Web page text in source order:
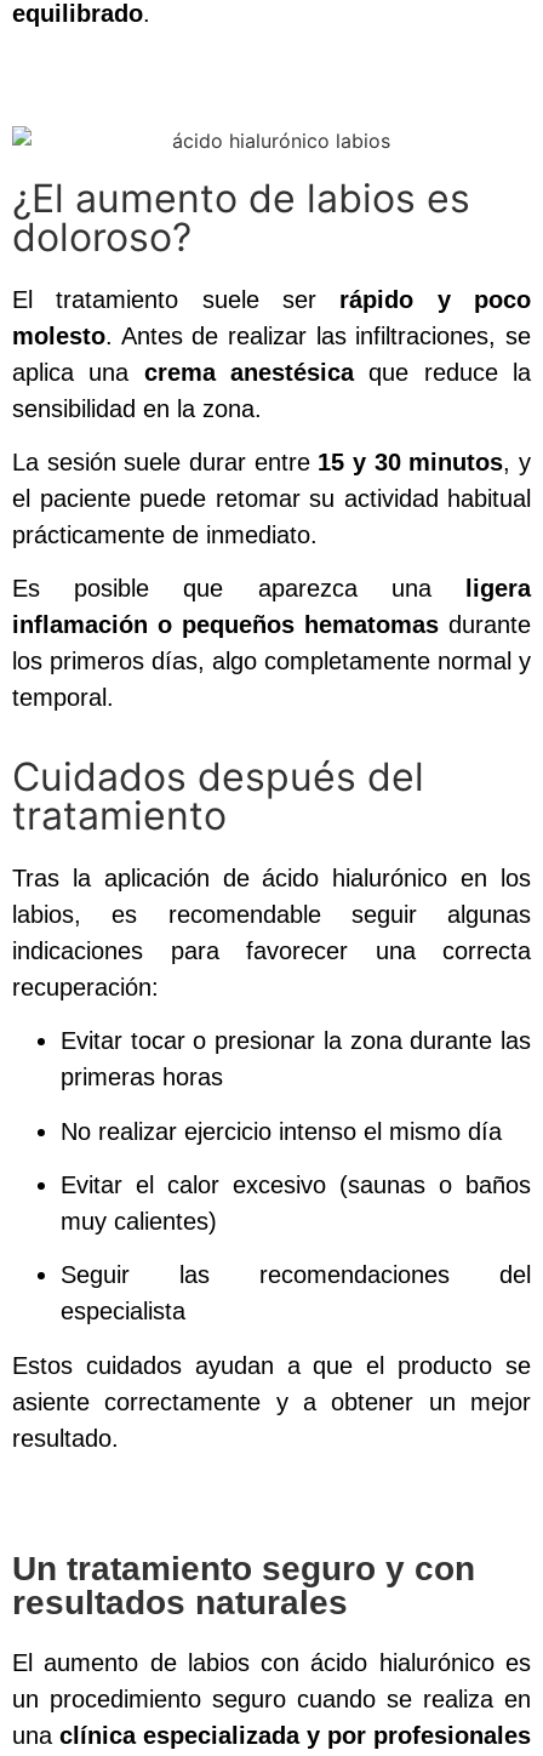
equilibrado.
¿El aumento de labios es
doloroso?
El tratamiento suele ser rápido y poco
molesto. Antes de realizar las infiltraciones, se
aplica una crema anestésicaque reduce la
sensibilidad en la zona.
La sesión suele durar entre 15 y 30 minutos, y
el paciente puede retomar su actividad habitual
prácticamente de inmediato.
Es posible que aparezca una
ligera
inflamación o pequeños hematomas durante
los primeros días, algo completamente normal y
temporal.
Cuidados después del
tratamiento
Tras la aplicación de ácido hialurónico en los
labios, es recomendable seguir algunas
indicaciones para favorecer una correcta
recuperación:
Evitar tocar o presionar la zona durante las
primeras horas
No realizar ejercicio intenso el mismo día
Evitar el calor excesivo (saunas o baños
muy calientes)
Seguir las recomendaciones del
especialista
Estos cuidados ayudan a que el producto se
asiente correctamente y a obtener un mejor
resultado.
Un tratamiento seguro y con
resultados naturales
El aumento de labios con ácido hialurónico es
un procedimiento seguro cuando se realiza en
una clínica especializada y por profesionales